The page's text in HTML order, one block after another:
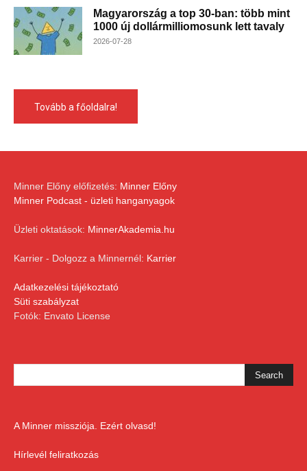
Magyarország a top 30-ban: több mint
1000 új dollármilliomosunk lett tavaly
2026-07-28
Tovább a főoldalra!
Minner Előny előfizetés: Minner Előny
Minner Podcast - üzleti hanganyagok
Üzleti oktatások: MinnerAkademia.hu
Karrier - Dolgozz a Minnernél: Karrier
Adatkezelési tájékoztató
Süti szabályzat
Fotók: Envato License
A Minner missziója. Ezért olvasd!
Hírlevél feliratkozás